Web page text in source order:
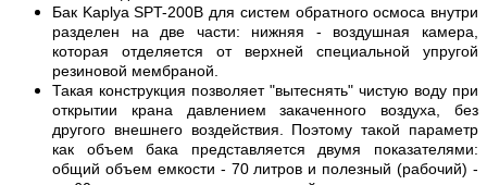
Бак Kaplya SPT-200B для систем обратного осмоса внутри
разделен на две части: нижняя - воздушная камера,
которая отделяется от верхней специальной упругой
резиновой мембраной.
Такая конструкция позволяет "вытеснять" чистую воду при
открытии крана давлением закаченного воздуха, без
другого внешнего воздействия. Поэтому такой параметр
как объем бака представляется двумя показателями:
общий объем емкости - 70 литров и полезный (рабочий) -